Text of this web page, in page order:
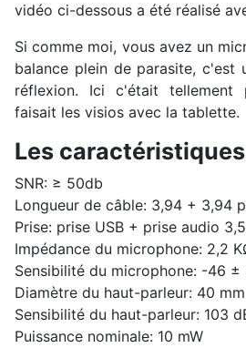
vidéo ci-dessous a été réalisé
Si comme moi, vous avez un
balance plein de parasite, c'est
réflexion. Ici c'était tellement
faisait les visios avec la tablette.
Les caractéristiques
SNR: ≥ 50db
Longueur de câble: 3,94 + 3,94
Prise: prise USB + prise audio
Impédance du microphone: 2,2
Sensibilité du microphone: -46 ±
Diamètre du haut-parleur: 40 mm
Sensibilité du haut-parleur: 103
Puissance nominale: 10 mW